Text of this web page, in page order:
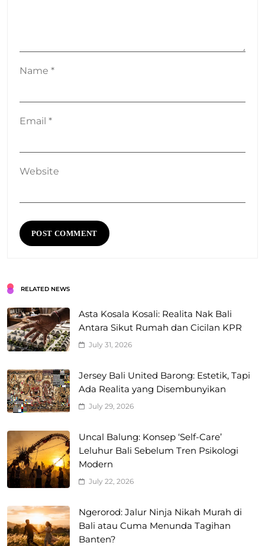
Name *
Email *
Website
RELATED NEWS
Asta Kosala Kosali: Realita Nak Bali
Antara Sikut Rumah dan Cicilan KPR
July 31, 2026
Jersey Bali United Barong: Estetik, Tapi
Ada Realita yang Disembunyikan
July 29, 2026
Uncal Balung: Konsep ‘Self-Care’
Leluhur Bali Sebelum Tren Psikologi
Modern
July 22, 2026
Ngerorod: Jalur Ninja Nikah Murah di
Bali atau Cuma Menunda Tagihan
Banten?